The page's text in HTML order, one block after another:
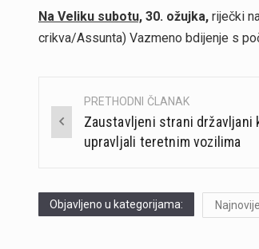
Na Veliku subotu, 30. ožujka, riječki
crikva/Assunta) Vazmeno bdijenje s
Post
navigation
PRETHODNI ČLANAK
Zaustavljeni strani državljani
upravljali teretnim vozilima
Objavljeno u kategorijama: Najnovije